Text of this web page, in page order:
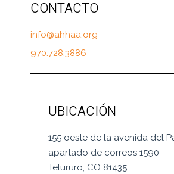
CONTACTO
info@ahhaa.org
970.728.3886
UBICACIÓN
155 oeste de la avenida del
apartado de correos 1590
Telururo, CO 81435